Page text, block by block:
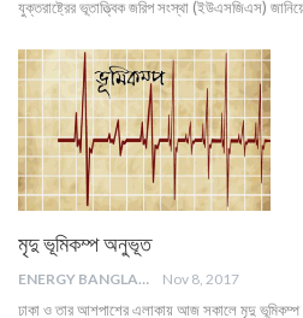
যুক্তরাষ্ট্রের ভূতাত্ত্বিক জরিপ সংস্থা (ইউএসজিএস)
মৃদু ভূমিকম্প অনুভূত
ENERGY BANGLA Nov 8, 2017
ঢাকা ও তার আশপাশের এলাকায় আজ সকালে মৃদু ভূমিকম্প